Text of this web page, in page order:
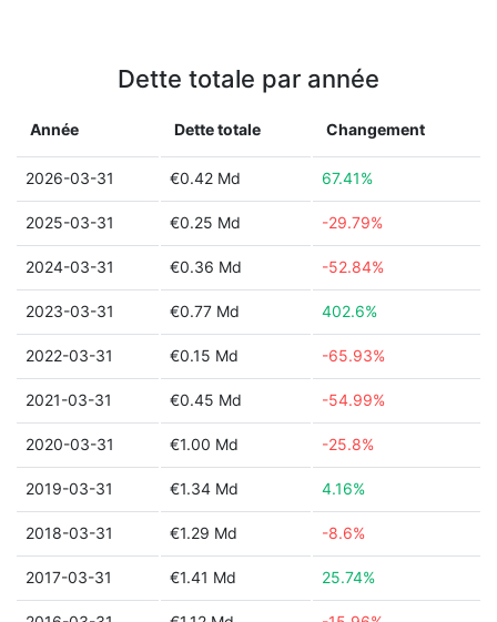
Dette totale par année
Année Dette totale Changement
2026-03-31 €0.42 Md 67.41%
2025-03-31 €0.25 Md -29.79%
2024-03-31 €0.36 Md -52.84%
2023-03-31 €0.77 Md 402.6%
2022-03-31 €0.15 Md -65.93%
2021-03-31 €0.45 Md -54.99%
2020-03-31 €1.00 Md -25.8%
2019-03-31 €1.34 Md 4.16%
2018-03-31 €1.29 Md -8.6%
2017-03-31 €1.41 Md 25.74%